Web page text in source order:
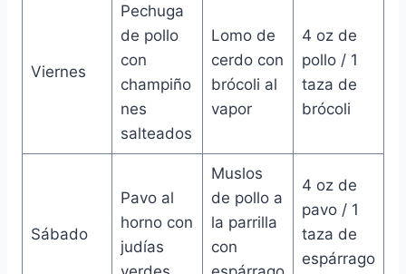
Viernes
Pechuga
de pollo
con
champiño
nes
salteados
Lomo de
cerdo con
brócoli al
vapor
4 oz de
pollo / 1
taza de
brócoli
Sábado
Pavo al
horno con
judías
Muslos
de pollo a
la parrilla
con
4 oz de
pavo / 1
taza de
espárrago